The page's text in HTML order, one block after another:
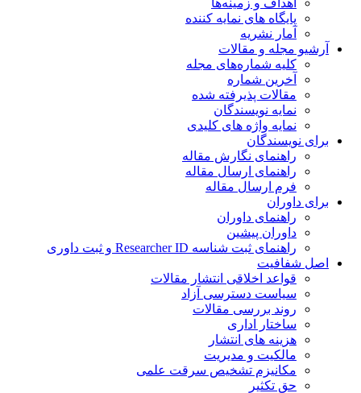
اهداف و زمینه‌ها
پایگاه های نمایه کننده
آمار نشریه
مجله و مقالات
کلیه شماره‌های مجله
آخرین شماره
مقالات پذیرفته شده
نمایه نویسندگان
نمایه واژه های کلیدی
نویسندگان
راهنمای نگارش مقاله
راهنمای ارسال مقاله
فرم ارسال مقاله
داوران
راهنمای داوران
داوران پیشین
راهنمای ثبت شناسه Researcher ID و ثبت داوری
شفافیت
قواعد اخلاقی انتشار مقالات
سیاست دسترسی آزاد
روند بررسی مقالات
ساختار اداری
هزینه های انتشار
مالکیت و مدیریت
ﻣﮑﺎﻧﯿﺰم ﺗﺸﺨﯿﺺ ﺳﺮﻗﺖ ﻋﻠﻤﯽ
حق تکثیر